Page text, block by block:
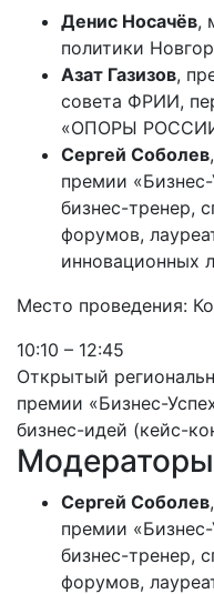
Денис Носачёв,
политики
Азат Газизов,
совета ФРИИ,
«ОПОРЫ
Сергей Соболев
премии
бизнес-тренер,
форумов,
инновационных
Место проведения:
10:10 – 12:45
Открытый
премии «Бизнес-
бизнес-идей (кейс-
Сергей Соболев
премии
бизнес-тренер,
форумов,